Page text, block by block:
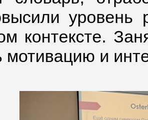
уровень
контексте.
мотивацию и